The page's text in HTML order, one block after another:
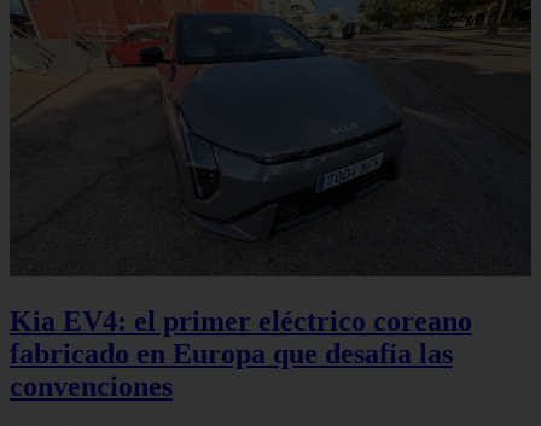
Kia EV4: el primer eléctrico coreano
fabricado en Europa que desafía las
convenciones